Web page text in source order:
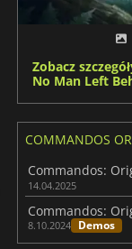
Zobacz
No Man Left
COMMANDOS
14.04.2025
8.10.2024 Demos